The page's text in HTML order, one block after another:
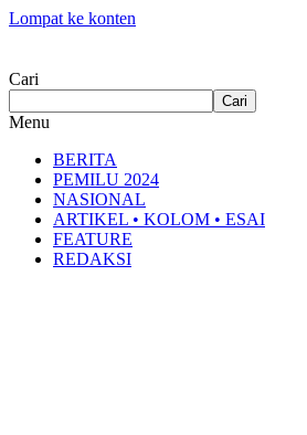
Lompat ke konten
Cari
Cari
Menu
BERITA
PEMILU 2024
NASIONAL
ARTIKEL • KOLOM • ESAI
FEATURE
REDAKSI